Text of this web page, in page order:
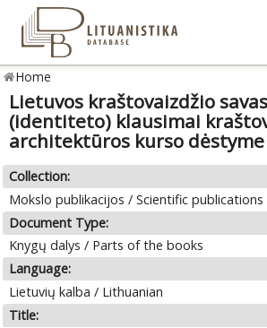
Home
Lietuvos kraštovaizdžio
(identiteto) klausimai
architektūros kurso dėstyme
Collection:
Mokslo publikacijos / Scientific publications
Document Type:
Knygų dalys / Parts of the books
Language:
Lietuvių kalba / Lithuanian
Title: